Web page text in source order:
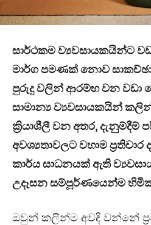
සාර්ථකම ව්‍යවසායකයින්ට
මාර්ග පමණක් නොව
පුරුදු වලින් ආරම්භ වන වඩා
සාමාන්‍ය ව්‍යවසායකයින්
ක්‍රියාශීලී වන අතර, දැනුම්දීම්
අවශ්‍යතාවලට වහාම ප්‍රතිචාර
කාර්ය සාධනයක් ඇති
උදෑසන සම්පූර්ණයෙන්ම
ඔවුන් කලින්ම අවදි වන්නේ